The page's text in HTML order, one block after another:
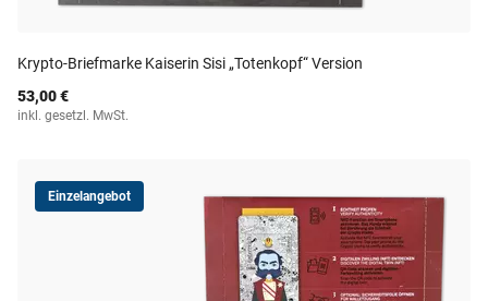
Krypto-Briefmarke Kaiserin Sisi „Totenkopf“ Version
53,00 €
inkl. gesetzl. MwSt.
Einzelangebot